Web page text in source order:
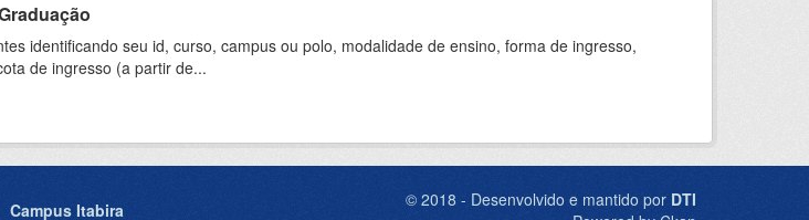
identificando seu id, curso, campus ou polo, modalidade de ensino, forma de ingresso,
de ingresso (a partir de...
Campus Itabira © 2018 - Desenvolvido e mantido por DTI